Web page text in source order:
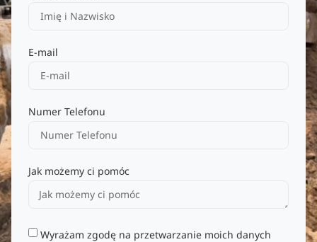
E-mail
Numer Telefonu
Jak możemy ci pomóc
Wyrażam zgodę na przetwarzanie moich danych